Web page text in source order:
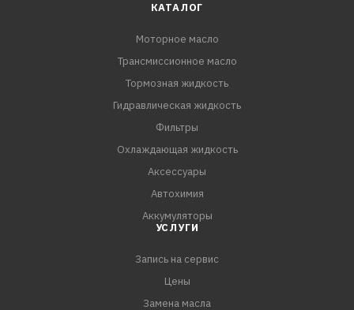
КАТАЛОГ
Моторное масло
Трансмиссионное масло
Тормозная жидкость
Гидравлическая жидкость
Фильтры
Охлаждающая жидкость
Аксессуары
Автохимия
Аккумуляторы
УСЛУГИ
Запись на сервис
Цены
Замена масла